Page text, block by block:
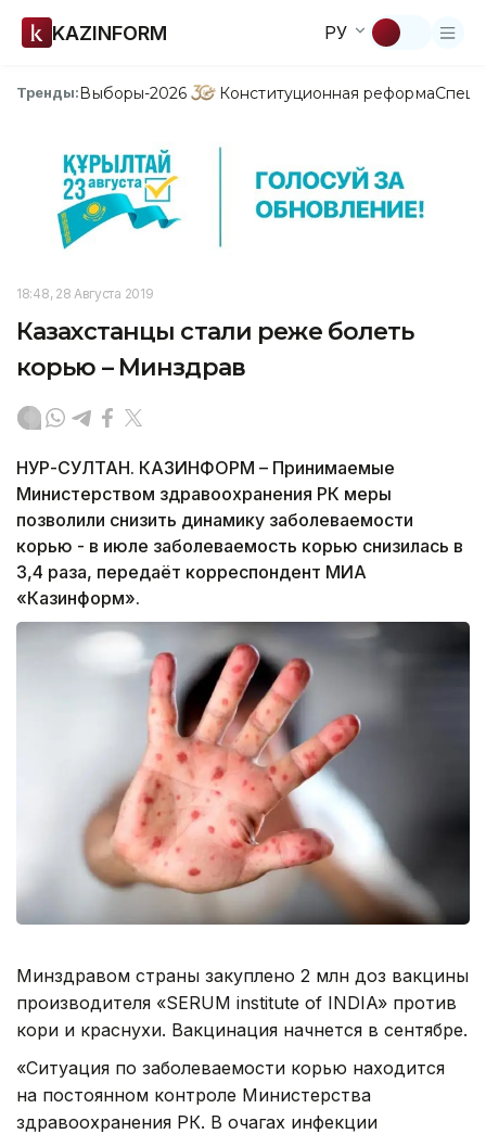
KAZINFORM РУ
Тренды:Выборы-2026 Конституционная реформа
18:48, 28 Августа 2019
Казахстанцы стали реже болеть
корью – Минздрав
НУР-СУЛТАН. КАЗИНФОРМ – Принимаемые
Министерством здравоохранения РК меры
позволили снизить динамику заболеваемости
корью - в июле заболеваемость корью снизилась в
3,4 раза, передаёт корреспондент МИА
«Казинформ».
Минздравом страны закуплено 2 млн доз вакцины
производителя «SERUM institute of INDIA» против
кори и краснухи. Вакцинация начнется в сентябре.
«Ситуация по заболеваемости корью находится
на постоянном контроле Министерства
здравоохранения РК. В очагах инфекции